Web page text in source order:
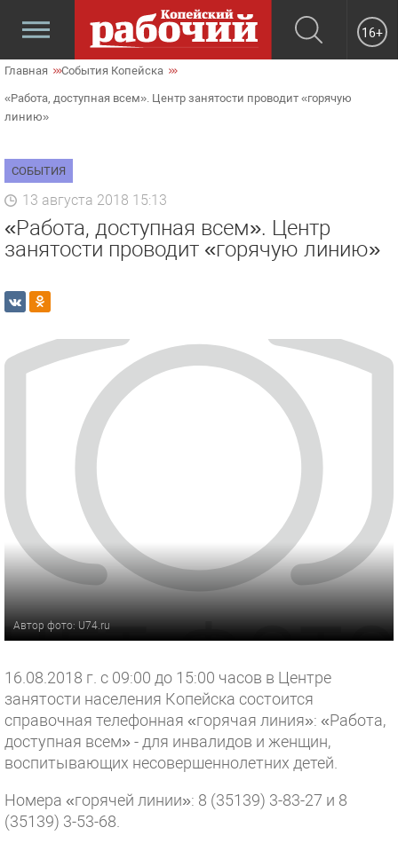
16+
Главная События Копейска
«Работа, доступная всем». Центр занятости проводит «горячую
линию»
СОБЫТИЯ
13 августа 2018 15:13
«Работа, доступная всем». Центр
занятости проводит «горячую линию»
Автор фото: U74.ru
16.08.2018 г. с 09:00 до 15:00 часов в Центре
занятости населения Копейска состоится
справочная телефонная «горячая линия»: «Работа,
доступная всем» - для инвалидов и женщин,
воспитывающих несовершеннолетних детей.
Номера «горячей линии»: 8 (35139) 3-83-27 и 8
(35139) 3-53-68.